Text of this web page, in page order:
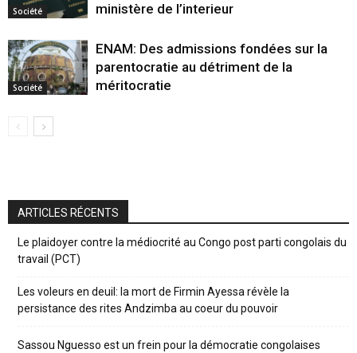
Société
ministère de l’interieur
Société
ENAM: Des admissions fondées sur la
parentocratie au détriment de la
méritocratie
ARTICLES RÉCENTS
Le plaidoyer contre la médiocrité au Congo post parti congolais du
travail (PCT)
Les voleurs en deuil: la mort de Firmin Ayessa révèle la
persistance des rites Andzimba au coeur du pouvoir
Sassou Nguesso est un frein pour la démocratie congolaises